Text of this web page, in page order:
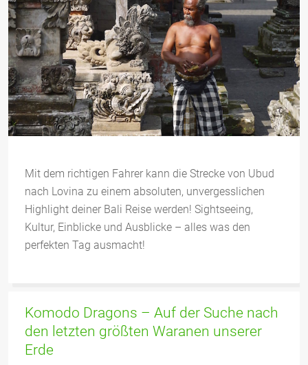
Mit dem richtigen Fahrer kann die Strecke von Ubud
nach Lovina zu einem absoluten, unvergesslichen
Highlight deiner Bali Reise werden! Sightseeing,
Kultur, Einblicke und Ausblicke – alles was den
perfekten Tag ausmacht!
Komodo Dragons – Auf der Suche nach
den letzten größten Waranen unserer
Erde